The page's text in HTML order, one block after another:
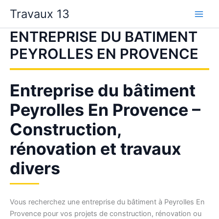
contenu
Travaux 13
ENTREPRISE DU BATIMENT
PEYROLLES EN PROVENCE
Entreprise du bâtiment
Peyrolles En Provence –
Construction,
rénovation et travaux
divers
Vous recherchez une entreprise du bâtiment à Peyrolles En
Provence pour vos projets de construction, rénovation ou